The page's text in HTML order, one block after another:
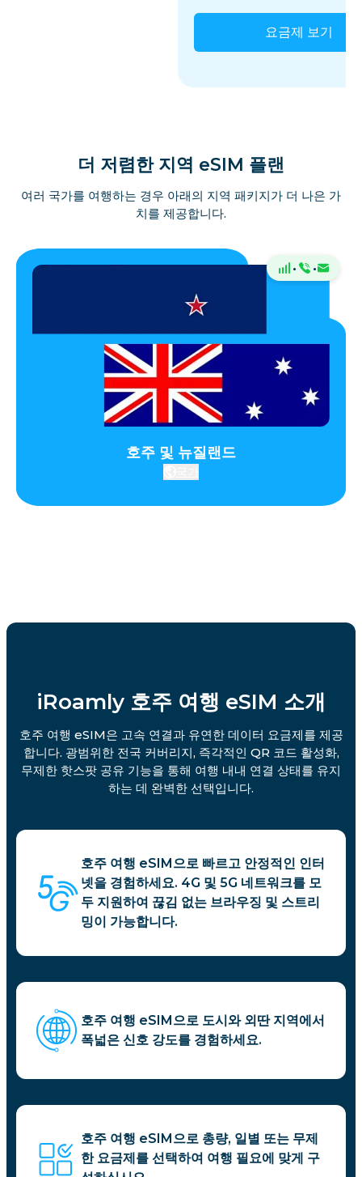
요금제 보기
더 저렴한 지역 eSIM 플랜
여러 국가를 여행하는 경우 아래의 지역 패키지가 더 나은 가
치를 제공합니다.
· ·
호주 및 뉴질랜드
iRoamly 호주 여행 eSIM 소개
호주 여행 eSIM은 고속 연결과 유연한 데이터 요금제를 제공
합니다. 광범위한 전국 커버리지, 즉각적인 QR 코드 활성화,
무제한 핫스팟 공유 기능을 통해 여행 내내 연결 상태를 유지
하는 데 완벽한 선택입니다.
호주 여행 eSIM으로 빠르고 안정적인 인터
넷을 경험하세요. 4G 및 5G 네트워크를 모
두 지원하여 끊김 없는 브라우징 및 스트리
밍이 가능합니다.
호주 여행 eSIM으로 도시와 외딴 지역에서
폭넓은 신호 강도를 경험하세요.
호주 여행 eSIM으로 총량, 일별 또는 무제
한 요금제를 선택하여 여행 필요에 맞게 구